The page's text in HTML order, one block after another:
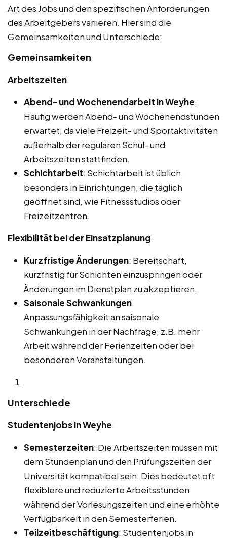
Art des Jobs und den spezifischen Anforderungen
des Arbeitgebers variieren. Hier sind die
Gemeinsamkeiten und Unterschiede:
Gemeinsamkeiten
Arbeitszeiten:
Abend- und Wochenendarbeit in Weyhe:
Häufig werden Abend- und Wochenendstunden
erwartet, da viele Freizeit- und Sportaktivitäten
außerhalb der regulären Schul- und
Arbeitszeiten stattfinden.
Schichtarbeit: Schichtarbeit ist üblich,
besonders in Einrichtungen, die täglich
geöffnet sind, wie Fitnessstudios oder
Freizeitzentren.
Flexibilität bei der Einsatzplanung:
Kurzfristige Änderungen: Bereitschaft,
kurzfristig für Schichten einzuspringen oder
Änderungen im Dienstplan zu akzeptieren.
Saisonale Schwankungen:
Anpassungsfähigkeit an saisonale
Schwankungen in der Nachfrage, z.B. mehr
Arbeit während der Ferienzeiten oder bei
besonderen Veranstaltungen.
Unterschiede
Studentenjobs in Weyhe:
Semesterzeiten: Die Arbeitszeiten müssen mit
dem Stundenplan und den Prüfungszeiten der
Universität kompatibel sein. Dies bedeutet oft
flexiblere und reduzierte Arbeitsstunden
während der Vorlesungszeiten und eine erhöhte
Verfügbarkeit in den Semesterferien.
Teilzeitbeschäftigung: Studentenjobs in